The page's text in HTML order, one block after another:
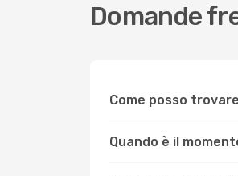
Domande
Come posso
Quando è il